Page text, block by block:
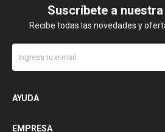
Suscríbete a
Recibe todas las novedades y
AYUDA
EMPRESA